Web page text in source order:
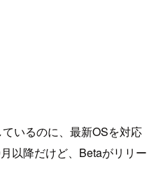
いるのに、最新OSを対応
以降だけど、Betaがリリー